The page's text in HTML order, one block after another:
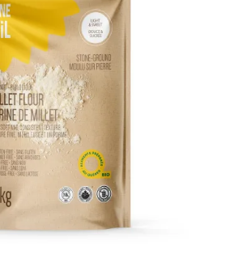
PANIER / DÉTAILS